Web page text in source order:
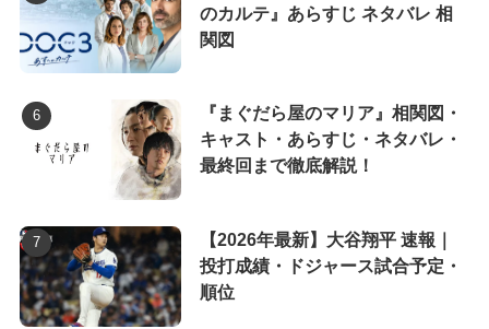
のカルテ』あらすじ ネタバレ 相
関図
『まぐだら屋のマリア』相関図・
キャスト・あらすじ・ネタバレ・
最終回まで徹底解説！
【2026年最新】大谷翔平 速報｜
投打成績・ドジャース試合予定・
順位